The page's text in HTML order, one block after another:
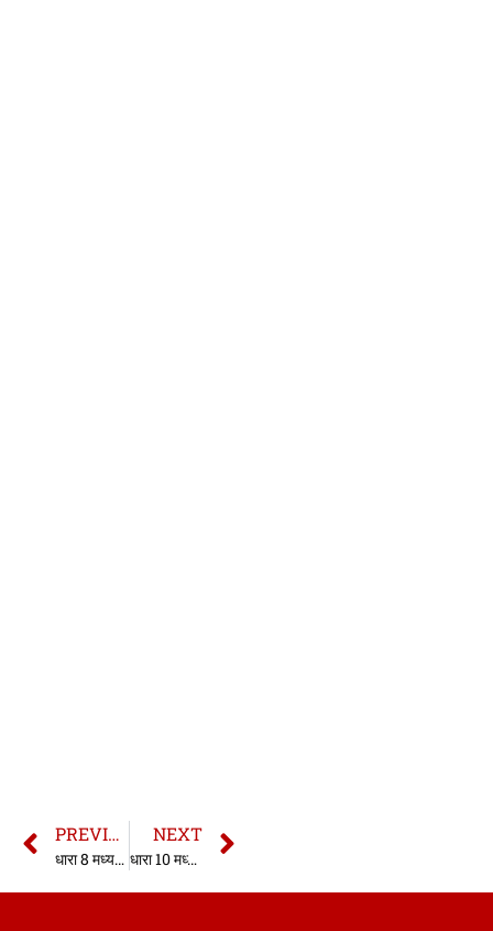
PREVIOUS
धारा 8 मध्यप्रदेश राज्य सुरक्षा अधिनियम 1990
NEXT
धारा 10 मध्यप्रदेश राज्य सुरक्षा अधिनियम 1990